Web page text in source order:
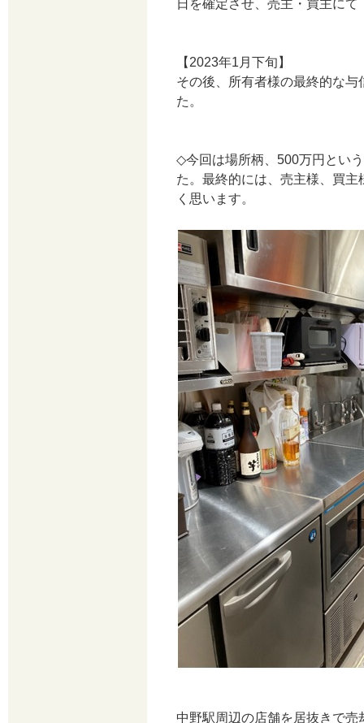
日を確定させ、売主・買主に
【2023年1月下旬】
その後、所有者様の最終的な
た。
◇今回は場所柄、500万円とい
た。最終的には、売主様、買
く思います。
中野駅周辺の店舗を居抜きで